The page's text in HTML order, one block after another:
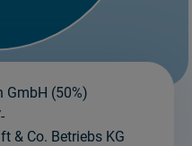
GmbH (50%)
& Co. Betriebs KG